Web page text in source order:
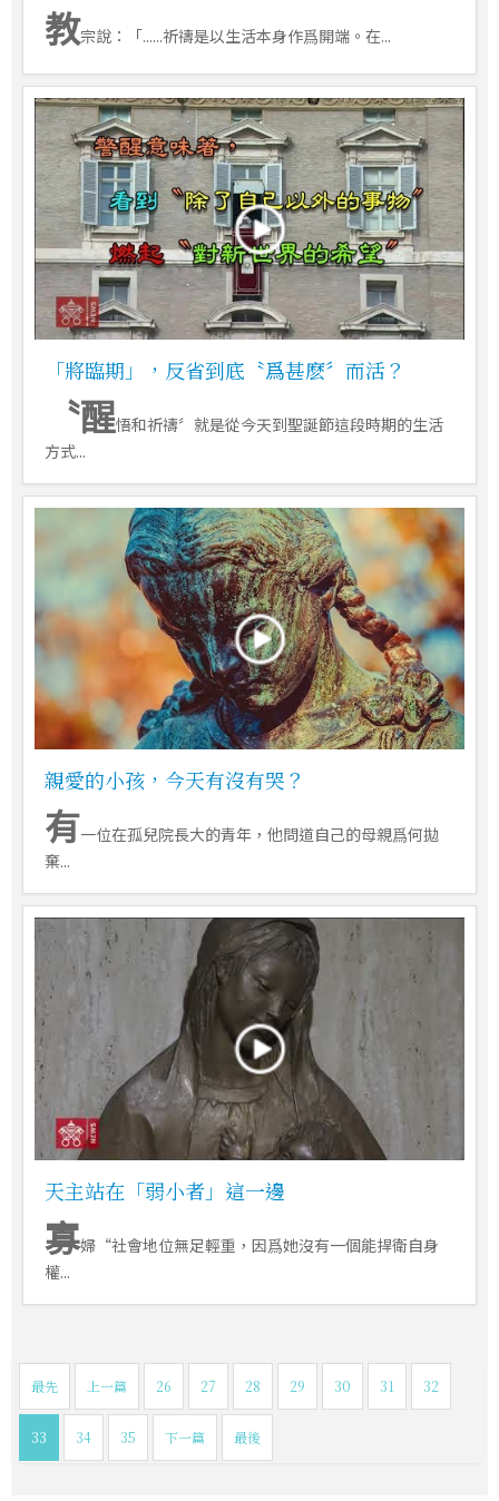
教宗說：「......祈禱是以生活本身作爲開端。在...
「將臨期」，反省到底〝爲甚麽〞而活？
〝醒悟和祈禱〞就是從今天到聖誕節這段時期的生活
方式...
親愛的小孩，今天有沒有哭？
有一位在孤兒院長大的青年，他問道自己的母親爲何拋
棄...
天主站在「弱小者」這一邊
寡婦“社會地位無足輕重，因爲她沒有一個能捍衛自身
權...
最先 上一篇 26 27 28 29 30 31 32
33 34 35 下一篇 最後